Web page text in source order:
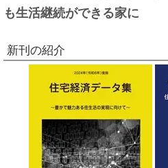
も生活継続ができる家に
新刊の紹介